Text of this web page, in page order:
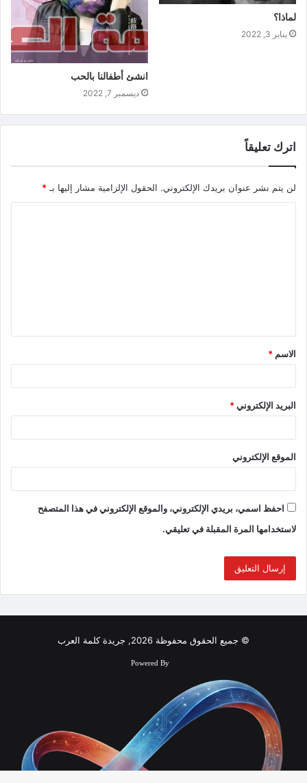
لماذا؟
يناير 3, 2022
انشئ أطفالنا بالحب
ديسمبر 7, 2022
اترك تعليقاً
لن يتم نشر عنوان بريدك الإلكتروني. الحقول الإلزامية مشار إليها بـ*
الاسم *
البريد الإلكتروني*
الموقع الإلكتروني
احفظ اسمي، بريدي الإلكتروني، والموقع الإلكتروني في هذا المتصفح
لاستخدامها المرة المقبلة في تعليقي.
© جميع الحقوق محفوظة 2026, جريدة كلمة العرب